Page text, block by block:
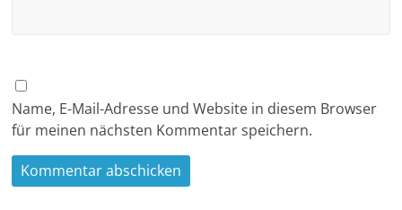
Name, E-Mail-Adresse und Website in diesem Browser
für meinen nächsten Kommentar speichern.